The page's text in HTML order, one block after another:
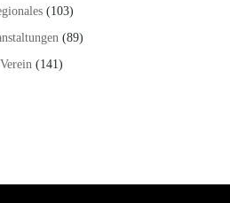
(103)
(89)
Verein (141)